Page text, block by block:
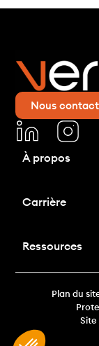
Nous
À propos
Carrière
Ressources
Plan du
Site